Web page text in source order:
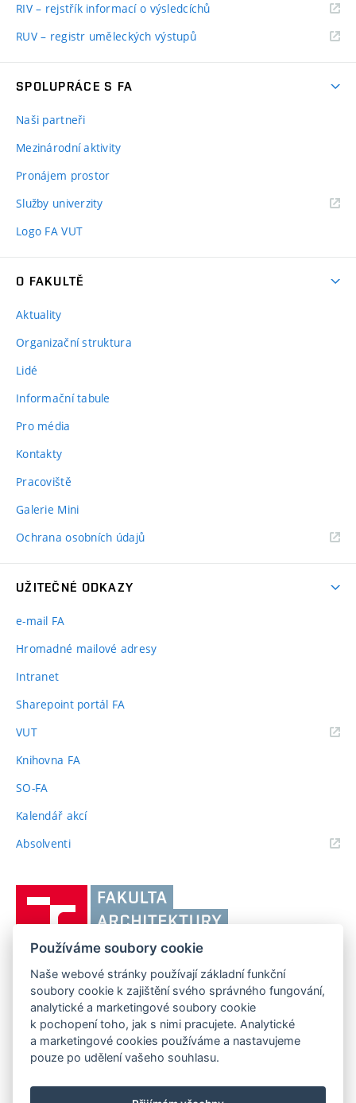
RIV – rejstřík informací o výsledcíchů
RUV – registr uměleckých výstupů
SPOLUPRÁCE S FA
Naši partneři
Mezinárodní aktivity
Pronájem prostor
Služby univerzity
Logo FA VUT
O FAKULTĚ
Aktuality
Organizační struktura
Lidé
Informační tabule
Pro média
Kontakty
Pracoviště
Galerie Mini
Ochrana osobních údajů
UŽITEČNÉ ODKAZY
e-mail FA
Hromadné mailové adresy
Intranet
Sharepoint portál FA
VUT(externí
Knihovna FA
SO-FA
Kalendář akcí
Absolventi(externí
Brně,
Fakulta
architektury
FAKULTA ARCHITEKTURY VUT V BRNĚ
Poříčí 273/5, 639 00 Brno
Telefon: 54114 6600
www.fa.vutbr.cz
info@fa.vutbr.cz
Používáme soubory cookie
Naše webové stránky používají základní funkční
soubory cookie k zajištění svého správného fungování,
analytické a marketingové soubory cookie
k pochopení toho, jak s nimi pracujete. Analytické
a marketingové cookies používáme a nastavujeme
pouze po udělení vašeho souhlasu.